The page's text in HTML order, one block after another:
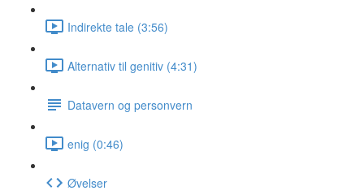
Indirekte tale (3:56)
Alternativ til genitiv (4:31)
Datavern og personvern
enig (0:46)
Øvelser